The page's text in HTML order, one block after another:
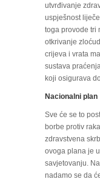
utvrđivanje
uspješnost
toga provode tri
otkrivanje
crijeva i vrata
sustava
koji osigurava
Nacionalni plan
Sve će se to
borbe protiv
zdravstvena
ovoga plana je
savjetovanju.
nadamo se da